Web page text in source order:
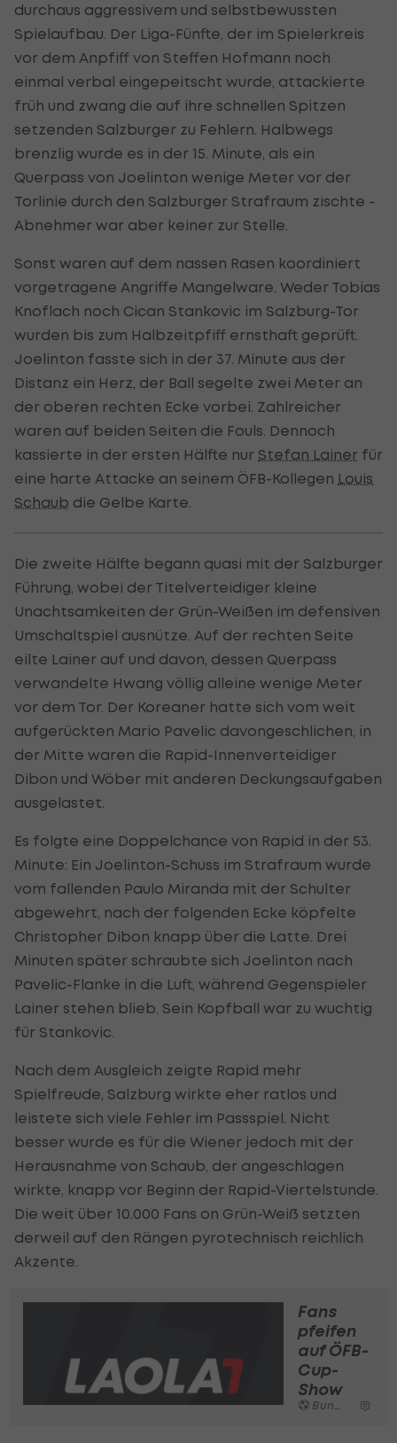
durchaus aggressivem und selbstbewussten
Spielaufbau. Der Liga-Fünfte, der im Spielerkreis
vor dem Anpfiff von Steffen Hofmann noch
einmal verbal eingepeitscht wurde, attackierte
früh und zwang die auf ihre schnellen Spitzen
setzenden Salzburger zu Fehlern. Halbwegs
brenzlig wurde es in der 15. Minute, als ein
Querpass von Joelinton wenige Meter vor der
Torlinie durch den Salzburger Strafraum zischte -
Abnehmer war aber keiner zur Stelle.
Sonst waren auf dem nassen Rasen koordiniert
vorgetragene Angriffe Mangelware. Weder Tobias
Knoflach noch Cican Stankovic im Salzburg-Tor
wurden bis zum Halbzeitpfiff ernsthaft geprüft.
Joelinton fasste sich in der 37. Minute aus der
Distanz ein Herz, der Ball segelte zwei Meter an
der oberen rechten Ecke vorbei. Zahlreicher
waren auf beiden Seiten die Fouls. Dennoch
kassierte in der ersten Hälfte nur Stefan Lainer für
eine harte Attacke an seinem ÖFB-Kollegen Louis
Schaub die Gelbe Karte.
Die zweite Hälfte begann quasi mit der Salzburger
Führung, wobei der Titelverteidiger kleine
Unachtsamkeiten der Grün-Weißen im defensiven
Umschaltspiel ausnütze. Auf der rechten Seite
eilte Lainer auf und davon, dessen Querpass
verwandelte Hwang völlig alleine wenige Meter
vor dem Tor. Der Koreaner hatte sich vom weit
aufgerückten Mario Pavelic davongeschlichen, in
der Mitte waren die Rapid-Innenverteidiger
Dibon und Wöber mit anderen Deckungsaufgaben
ausgelastet.
Es folgte eine Doppelchance von Rapid in der 53.
Minute: Ein Joelinton-Schuss im Strafraum wurde
vom fallenden Paulo Miranda mit der Schulter
abgewehrt, nach der folgenden Ecke köpfelte
Christopher Dibon knapp über die Latte. Drei
Minuten später schraubte sich Joelinton nach
Pavelic-Flanke in die Luft, während Gegenspieler
Lainer stehen blieb. Sein Kopfball war zu wuchtig
für Stankovic.
Nach dem Ausgleich zeigte Rapid mehr
Spielfreude, Salzburg wirkte eher ratlos und
leistete sich viele Fehler im Passspiel. Nicht
besser wurde es für die Wiener jedoch mit der
Herausnahme von Schaub, der angeschlagen
wirkte, knapp vor Beginn der Rapid-Viertelstunde.
Die weit über 10.000 Fans on Grün-Weiß setzten
derweil auf den Rängen pyrotechnisch reichlich
Akzente.
Fans
pfeifen
auf ÖFB-
Cup-
Show
Bundesliga